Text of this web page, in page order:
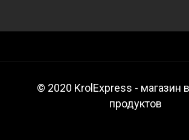
© 2020 KrolExpress - магазин
продуктов